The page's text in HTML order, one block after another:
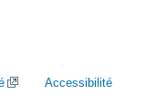
Accessibilité